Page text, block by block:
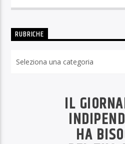
RUBRICHE
IL
HA